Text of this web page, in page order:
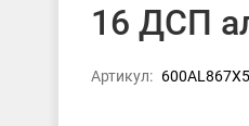
16 ДСП
Артикул: